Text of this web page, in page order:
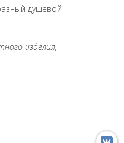
душевой
изделия,